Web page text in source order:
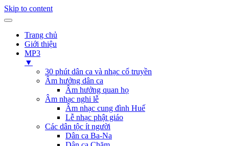
Skip to content
Trang chủ
Giới thiệu
MP3
▼
30 phút dân ca và nhạc cổ truyền
Âm hưởng dân ca
Âm hưởng quan họ
Âm nhạc nghi lễ
Âm nhạc cung đình Huế
Lễ nhạc phật giáo
Các dân tộc ít người
Dân ca Ba-Na